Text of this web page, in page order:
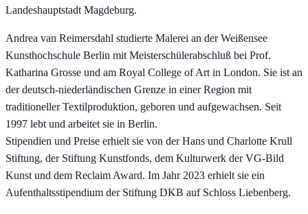
Landeshauptstadt Magdeburg.
Andrea van Reimersdahl studierte Malerei an der Weißensee
Kunsthochschule Berlin mit Meisterschülerabschluß bei Prof.
Katharina Grosse und am Royal College of Art in London. Sie ist an
der deutsch-niederländischen Grenze in einer Region mit
traditioneller Textilproduktion, geboren und aufgewachsen. Seit
1997 lebt und arbeitet sie in Berlin.
Stipendien und Preise erhielt sie von der Hans und Charlotte Krull
Stiftung, der Stiftung Kunstfonds, dem Kulturwerk der VG-Bild
Kunst und dem Reclaim Award. Im Jahr 2023 erhielt sie ein
Aufenthaltsstipendium der Stiftung DKB auf Schloss Liebenberg.